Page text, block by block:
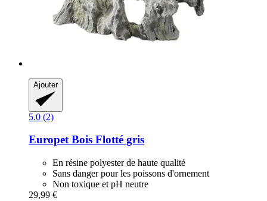
Ajouter
5.0 (2)
EuropetBois Flotté gris
En résine polyester de haute qualité
Sans danger pour les poissons d'ornement
Non toxique et pH neutre
29,99 €